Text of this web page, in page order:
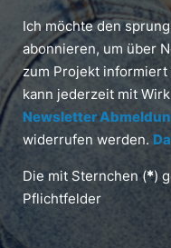
Ich möchte den
abonnieren, um über
zum Projekt
kann jederzeit mit
Newsletter
widerrufen werden.
Die mit Sternchen (*)
Pflichtfelder